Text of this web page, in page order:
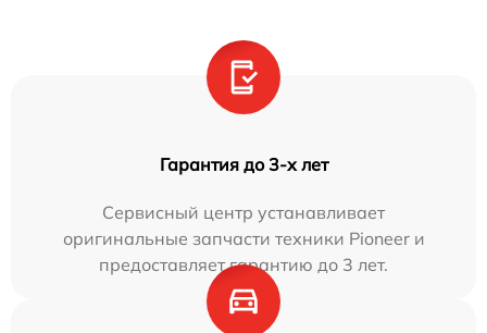
Гарантия до 3-х лет
Сервисный центр устанавливает
оригинальные запчасти техники Pioneer и
предоставляет гарантию до 3 лет.